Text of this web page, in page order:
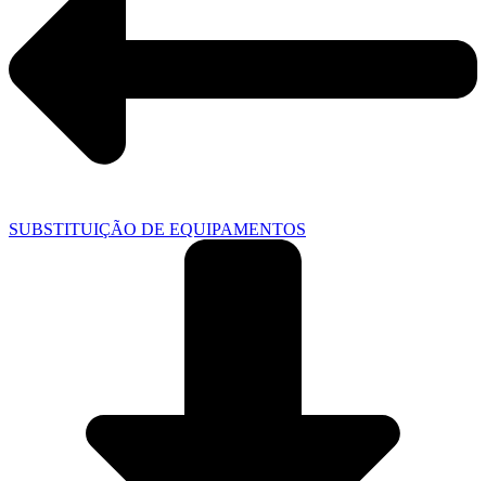
SUBSTITUIÇÃO DE EQUIPAMENTOS